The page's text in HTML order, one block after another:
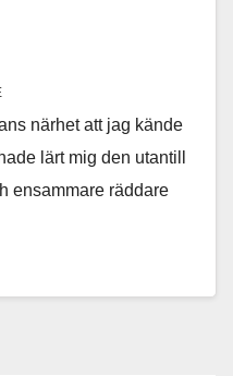
närhet att jag kände
lärt mig den utantill
ensammare räddare